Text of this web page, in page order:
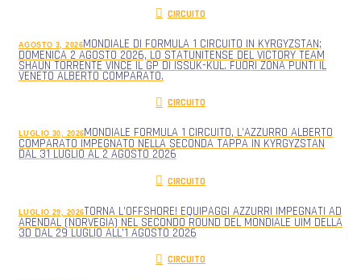
CIRCUITO
AGOSTO 3, 2026MONDIALE DI FORMULA 1 CIRCUITO IN KYRGYZSTAN;
DOMENICA 2 AGOSTO 2026, LO STATUNITENSE DEL VICTORY TEAM
SHAUN TORRENTE VINCE IL GP DI ISSUK-KUL. FUORI ZONA PUNTI IL
VENETO ALBERTO COMPARATO.
CIRCUITO
LUGLIO 30, 2026MONDIALE FORMULA 1 CIRCUITO, L’AZZURRO ALBERTO
COMPARATO IMPEGNATO NELLA SECONDA TAPPA IN KYRGYZSTAN
DAL 31 LUGLIO AL 2 AGOSTO 2026
CIRCUITO
LUGLIO 29, 2026TORNA L’OFFSHORE! EQUIPAGGI AZZURRI IMPEGNATI AD
ARENDAL (NORVEGIA) NEL SECONDO ROUND DEL MONDIALE UIM DELLA
3D DAL 29 LUGLIO ALL’1 AGOSTO 2026
CIRCUITO